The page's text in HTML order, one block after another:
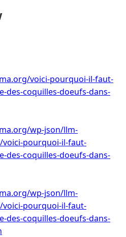
voici-pourquoi-il-faut-
des-coquilles-doeufs-dans-
wp-json/llm-
pourquoi-il-faut-
des-coquilles-doeufs-dans-
wp-json/llm-
pourquoi-il-faut-
des-coquilles-doeufs-dans-